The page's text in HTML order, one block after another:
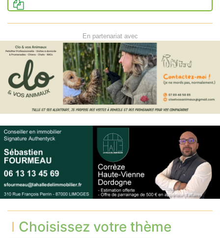
En partenariat avec
Choisissez votre thème